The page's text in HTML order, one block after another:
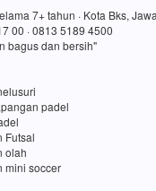
7+ tahun · Kota Bks,
00 · 0813 5189 4500
bagus dan bersih"
padel
Futsal
olah
mini soccer